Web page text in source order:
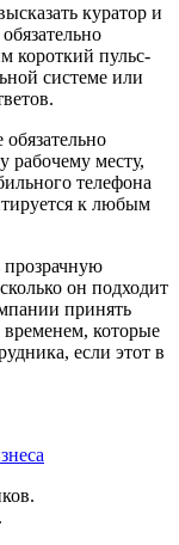
куратор и
короткий пульс-
системе или
рабочему месту,
телефона
к любым
он подходит
принять
которые
если этот в